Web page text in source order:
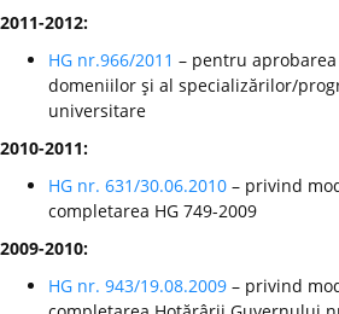
2011-2012:
HG nr.966/2011 – pentru
domeniilor şi al specializărilor/
universitare
2010-2011:
HG nr. 631/30.06.2010 – privind
completarea HG 749-2009
2009-2010:
HG nr. 943/19.08.2009 – privind